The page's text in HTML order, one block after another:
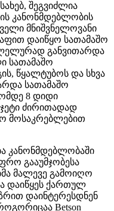
შეგვიძლია
კანონმდებლობის
მნიშვნელოვანი
დაიწყო სათამაშო
განვითარდა
სათამაშო
წყალტუბოს და სხვა
სათამაშო
8 დიდი
ძირითადად
მოსაკრებლებით
კანონმდებლობაში
გააუმჯობესა
მალევე გამოიღო
დაიწყეს ქართულ
დაინტერესდნენ
Betson